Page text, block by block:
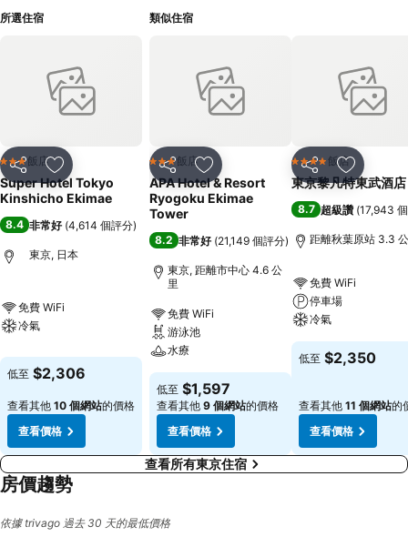
所選住宿
分享 加入我的最愛
3 星級飯店
Super Hotel Tokyo
Kinshicho Ekimae
8.4 非常好 (4,614 個評分)
東京, 日本
免費 WiFi
冷氣
低至 $2,306
查看其他 10 個網站的價格
查看價格
類似住宿
分享 加入我的最愛
3 星級飯店
APA Hotel & Resort
Ryogoku Ekimae
Tower
8.2 非常好 (21,149 個評分)
東京, 距離市中心 4.6 公
里
免費 WiFi
游泳池
水療
低至 $1,597
查看其他 9 個網站的價格
查看價格
分享 加入我的
4 星級 飯店
東京黎凡特東武酒店
8.7 超級讚 (17,943
距離秋葉原站 3.3
免費 WiFi
停車場
冷氣
低至 $2,350
查看其他 11 個網站的
查看價格
查看所有東京住宿
房價趨勢
依據 trivago 過去 30 天的最低價格